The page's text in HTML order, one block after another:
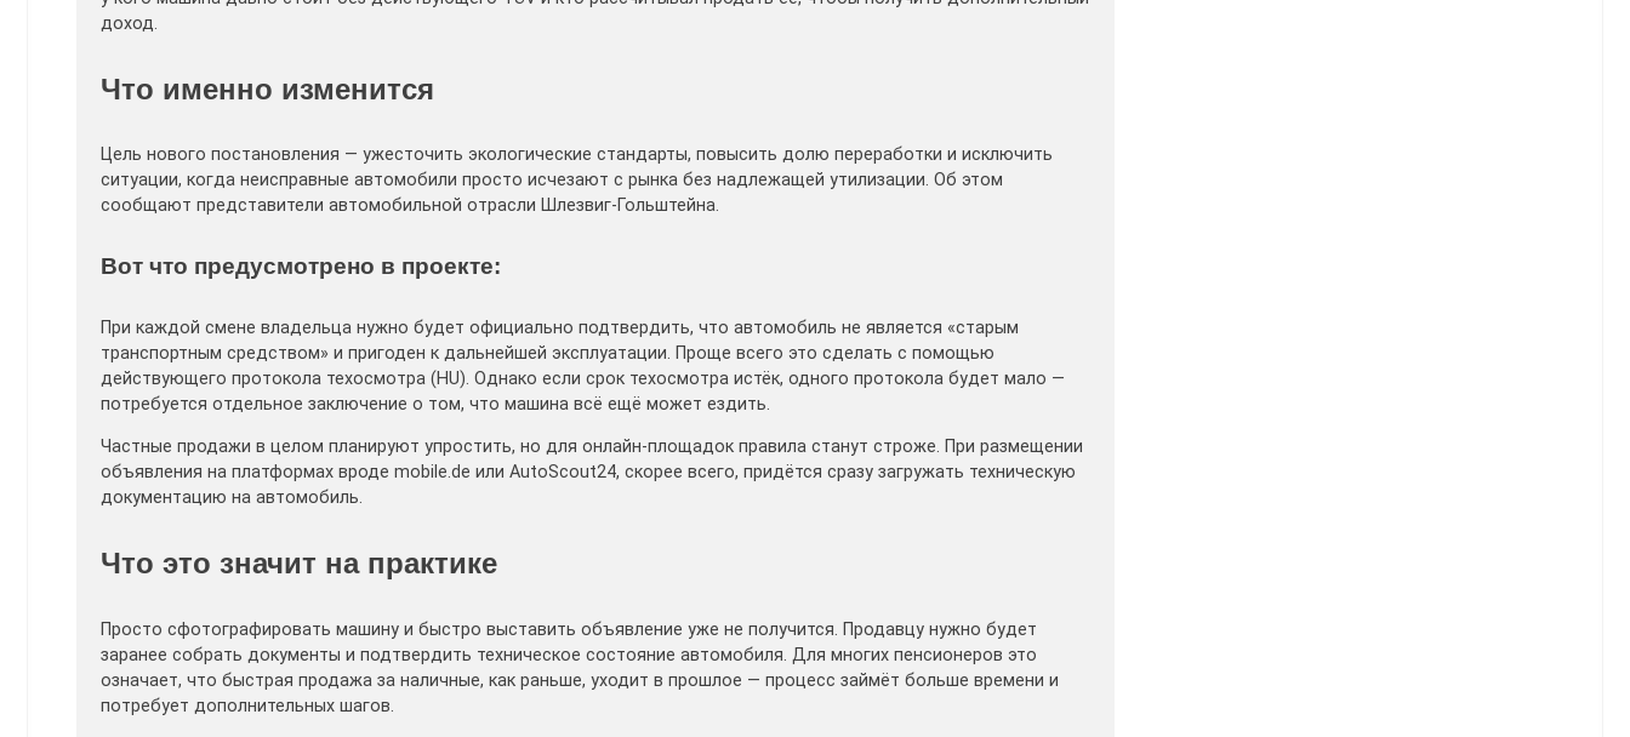
доход.
Что именно изменится
Цель нового постановления — ужесточить экологические стандарты, повысить долю переработки и исключить
ситуации, когда неисправные автомобили просто исчезают с рынка без надлежащей утилизации. Об этом
сообщают представители автомобильной отрасли Шлезвиг-Гольштейна.
Вот что предусмотрено в проекте:
При каждой смене владельца нужно будет официально подтвердить, что автомобиль не является «старым
транспортным средством» и пригоден к дальнейшей эксплуатации. Проще всего это сделать с помощью
действующего протокола техосмотра (HU). Однако если срок техосмотра истёк, одного протокола будет мало —
потребуется отдельное заключение о том, что машина всё ещё может ездить.
Частные продажи в целом планируют упростить, но для онлайн-площадок правила станут строже. При размещении
объявления на платформах вроде mobile.de или AutoScout24, скорее всего, придётся сразу загружать техническую
документацию на автомобиль.
Что это значит на практике
Просто сфотографировать машину и быстро выставить объявление уже не получится. Продавцу нужно будет
заранее собрать документы и подтвердить техническое состояние автомобиля. Для многих пенсионеров это
означает, что быстрая продажа за наличные, как раньше, уходит в прошлое — процесс займёт больше времени и
потребует дополнительных шагов.